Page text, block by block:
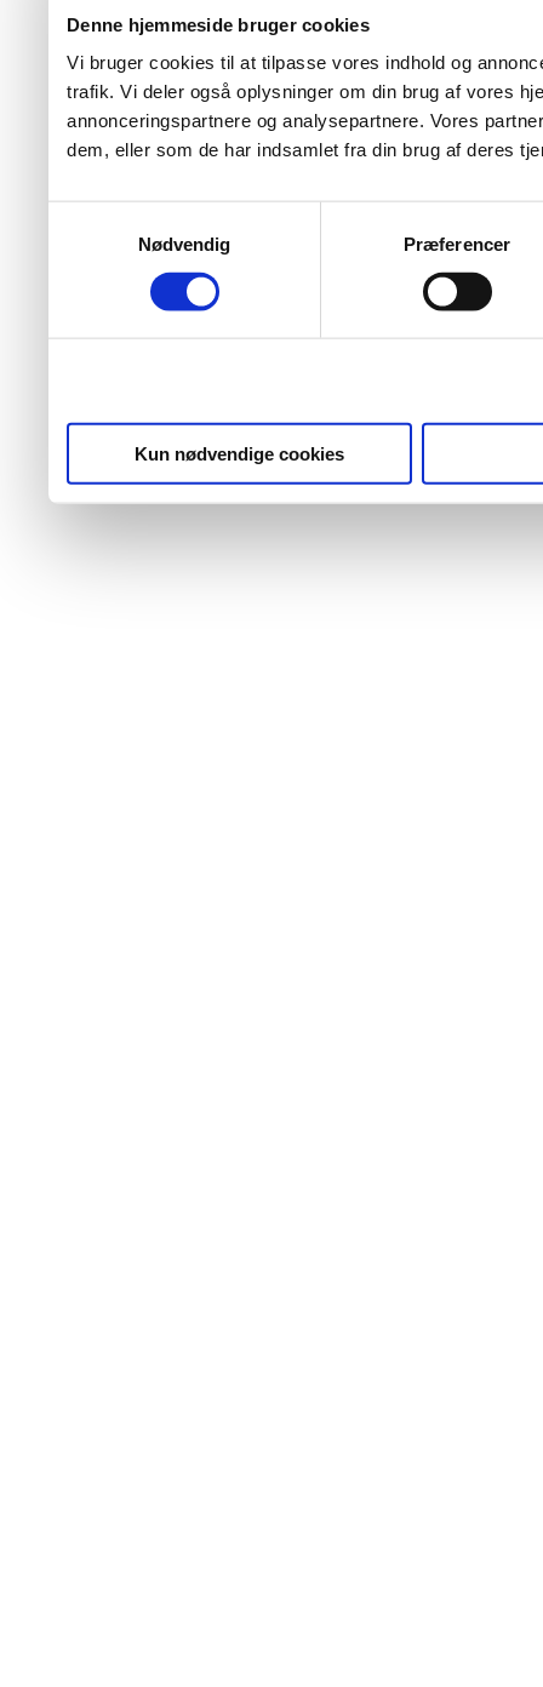
Denne hjemmeside bruger cookies
Vi bruger cookies til at tilpasse vores indhold og
trafik. Vi deler også oplysninger om din brug af vores
annonceringspartnere og analysepartnere. Vores
dem, eller som de har indsamlet fra din brug af deres
Nødvendig
Præferencer
Kun nødvendige cookies